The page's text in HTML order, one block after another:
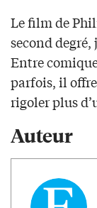
Le film de
second
Entre
parfois, il
rigoler plus
Auteur